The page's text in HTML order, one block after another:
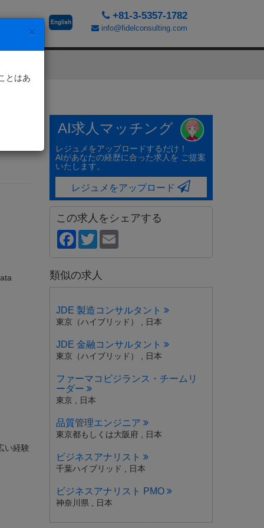
+81-3-5357-1782
info@fidelconsulting.com
い経験
AI求人マッチング
レジュメをアップロードするだけ！
AIがあなたの経歴に合った求人を ご提案
いたします。
レジュメをアップロード
この求人をシェアする
Facebook
Twitter
類似の求人
JDE 製造コンサルタント
東京（ハイブリッド） , 日本
JDE 金融コンサルタント
東京（ハイブリッド） , 日本
ファーマコビジランス・チームリ
ーダー
東京 , 日本
品質管理エンジニア
東京都もしくは大阪府 , 日本
ビジネスアナリスト
千葉ハイブリッド , 日本
ビジネスアナリスト PMO
神奈川県 , 日本
シニアシステムエンジニア
×
とはあ